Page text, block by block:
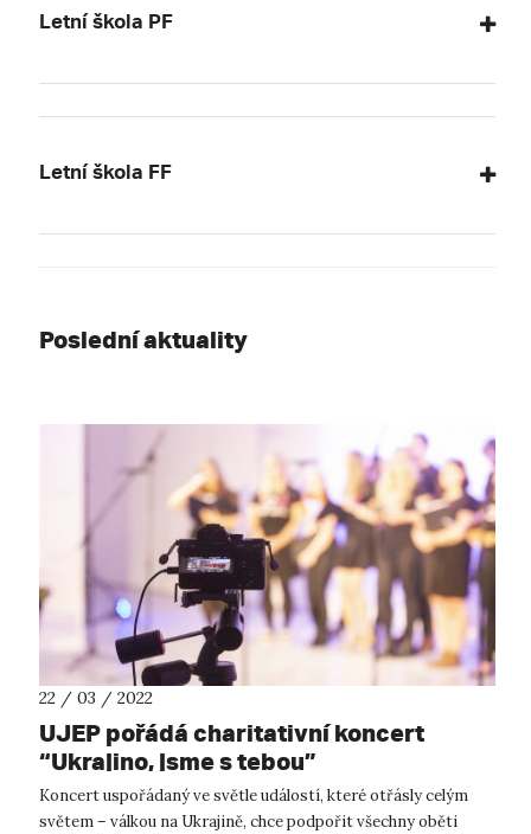
Letní škola PF
Letní škola FF
Poslední aktuality
22 / 03 / 2022
UJEP pořádá charitativní koncert
“Ukrajino, jsme s tebou”
Koncert uspořádaný ve světle událostí, které otřásly celým
světem – válkou na Ukrajině, chce podpořit všechny oběti